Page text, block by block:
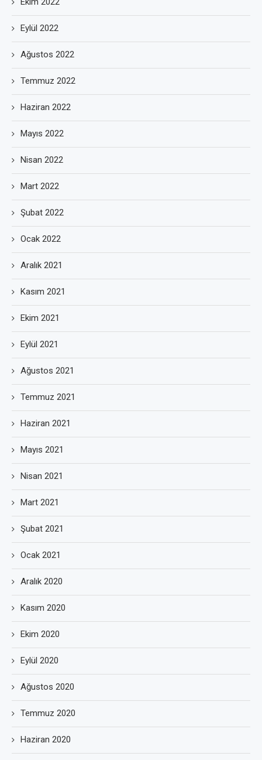
Eylül 2022
Ağustos 2022
Temmuz 2022
Haziran 2022
Mayıs 2022
Nisan 2022
Mart 2022
Şubat 2022
Ocak 2022
Aralık 2021
Kasım 2021
Ekim 2021
Eylül 2021
Ağustos 2021
Temmuz 2021
Haziran 2021
Mayıs 2021
Nisan 2021
Mart 2021
Şubat 2021
Ocak 2021
Aralık 2020
Kasım 2020
Ekim 2020
Eylül 2020
Ağustos 2020
Temmuz 2020
Haziran 2020